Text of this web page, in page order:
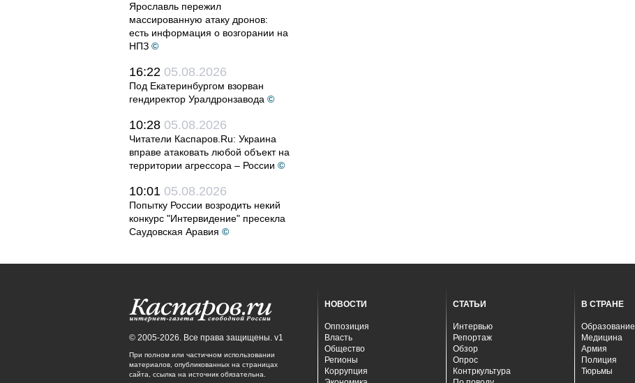
Ярославль пережил
массированную атаку дронов:
есть информация о возгорании на
НПЗ ©
16:22 05.08.2026
Под Екатеринбургом взорван
гендиректор Уралдронзавода ©
10:28 05.08.2026
Читатели Каспаров.Ru: Украина
вправе атаковать любой объект на
территории агрессора – России ©
10:01 05.08.2026
Попытку России возродить некий
конкурс "Интервидение" пресекла
Саудовская Аравия ©
© 2005-2026. Все права защищены. v1
При полном или частичном использовании
материалов, опубликованных на страницах
сайта, ссылка на источник обязательна.
НОВОСТИ
Оппозиция
Власть
Общество
Регионы
Коррупция
СТАТЬИ
Интервью
Репортаж
Обзор
Опрос
Контркультура
В СТРАНЕ
Образование
Медицина
Армия
Полиция
Тюрьмы